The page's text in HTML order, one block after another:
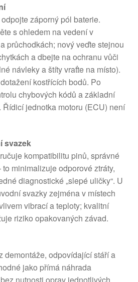
záporný pól baterie.
s ohledem na vedení v
průchodkách; nový veďte stejnou
a dbejte na ochranu vůči
návleky a štíty vraťte na místo).
kostřících bodů. Po
chybových kódů a základní
Řídicí jednotka motoru (ECU) není
svazek
kompatibilitu pinů, správné
minimalizuje odporové ztráty,
diagnostické „slepé uličky“. U
svazky zejména v místech
vibrací a teploty; kvalitní
riziko opakovaných závad.
demontáže, odpovídající stáří a
jako přímá náhrada